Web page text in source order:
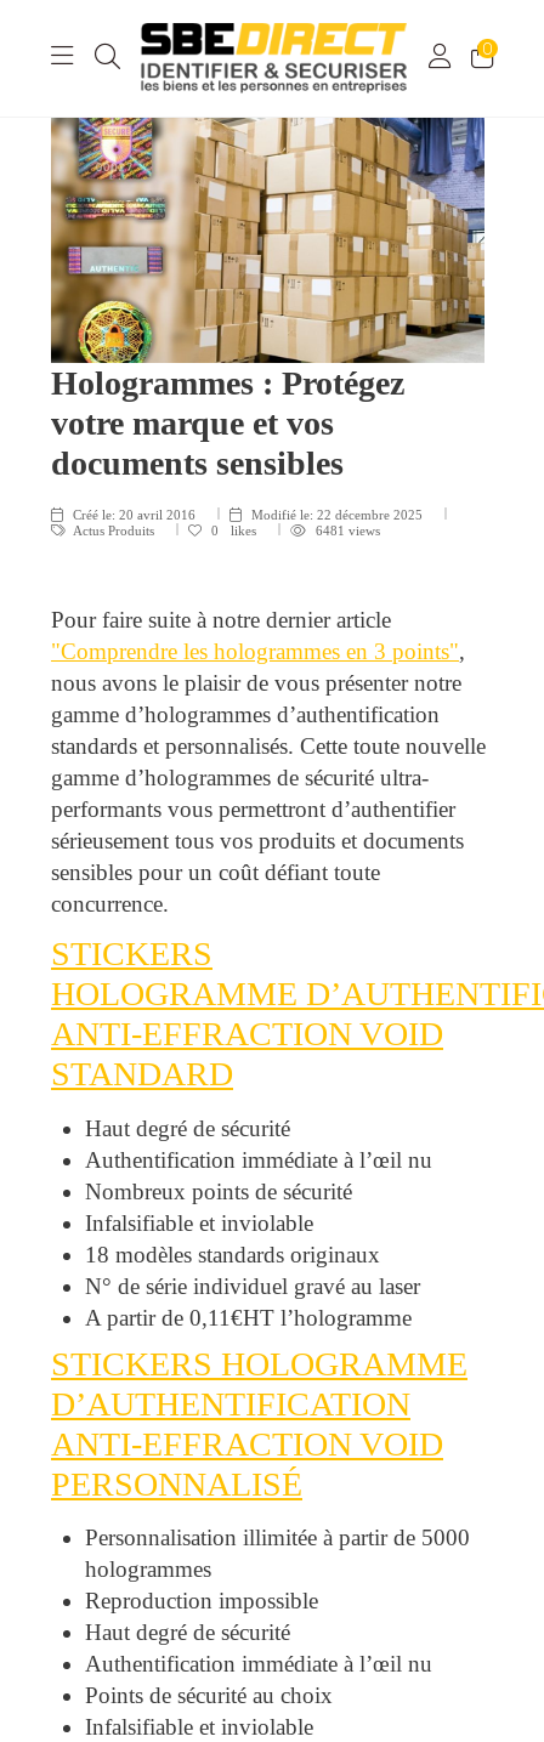
0
Hologrammes : Protégez
votre marque et vos
documents sensibles
Créé le: 20 avril 2016 Modifié le: 22 décembre 2025
Actus Produits
0 likes 6481 views
Pour faire suite à notre dernier article
"Comprendre les hologrammes en 3 points",
nous avons le plaisir de vous présenter notre
gamme d’hologrammes d’authentification
standards et personnalisés. Cette toute nouvelle
gamme d’hologrammes de sécurité ultra-
performants vous permettront d’authentifier
sérieusement tous vos produits et documents
sensibles pour un coût défiant toute
concurrence.
STICKERS
HOLOGRAMME
ANTI-EFFRACTION VOID
STANDARD
Haut degré de sécurité
Authentification immédiate à l’œil nu
Nombreux points de sécurité
Infalsifiable et inviolable
18 modèles standards originaux
N° de série individuel gravé au laser
A partir de 0,11€HT l’hologramme
STICKERS HOLOGRAMME
D’AUTHENTIFICATION
ANTI-EFFRACTION VOID
PERSONNALISÉ
Personnalisation illimitée à partir de 5000
hologrammes
Reproduction impossible
Haut degré de sécurité
Authentification immédiate à l’œil nu
Points de sécurité au choix
Infalsifiable et inviolable